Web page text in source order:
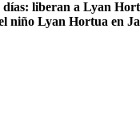
días: liberan a Lyan
niño Lyan Hortua en